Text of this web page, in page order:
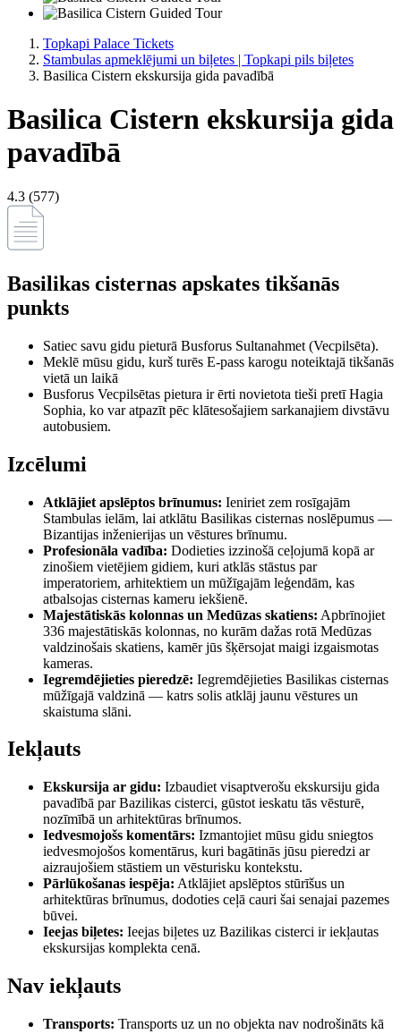
Topkapi Palace Tickets
Stambulas apmeklējumi un biļetes | Topkapi pils biļetes
Basilica Cistern ekskursija gida pavadībā
Basilica Cistern ekskursija gida
pavadībā
4.3 (577)
Basilikas cisternas apskates tikšanās
punkts
Satiec savu gidu pieturā Busforus Sultanahmet (Vecpilsēta).
Meklē mūsu gidu, kurš turēs E-pass karogu noteiktajā tikšanās
vietā un laikā
Busforus Vecpilsētas pietura ir ērti novietota tieši pretī Hagia
Sophia, ko var atpazīt pēc klātesošajiem sarkanajiem divstāvu
autobusiem.
Izcēlumi
Atklājiet apslēptos brīnumus: Ieniriet zem rosīgajām
Stambulas ielām, lai atklātu Basilikas cisternas noslēpumus —
Bizantijas inženierijas un vēstures brīnumu.
Profesionāla vadība: Dodieties izzinošā ceļojumā kopā ar
zinošiem vietējiem gidiem, kuri atklās stāstus par
imperatoriem, arhitektiem un mūžīgajām leģendām, kas
atbalsojas cisternas kameru iekšienē.
Majestātiskās kolonnas un Medūzas skatiens: Apbrīnojiet
336 majestātiskās kolonnas, no kurām dažas rotā Medūzas
valdzinošais skatiens, kamēr jūs šķērsojat maigi izgaismotas
kameras.
Iegremdējieties pieredzē: Iegremdējieties Basilikas cisternas
mūžīgajā valdzinā — katrs solis atklāj jaunu vēstures un
skaistuma slāni.
Iekļauts
Ekskursija ar gidu: Izbaudiet visaptverošu ekskursiju gida
pavadībā par Bazilikas cisterci, gūstot ieskatu tās vēsturē,
nozīmībā un arhitektūras brīnumos.
Iedvesmojošs komentārs: Izmantojiet mūsu gidu sniegtos
iedvesmojošos komentārus, kuri bagātinās jūsu pieredzi ar
aizraujošiem stāstiem un vēsturisku kontekstu.
Pārlūkošanas iespēja: Atklājiet apslēptos stūrīšus un
arhitektūras brīnumus, dodoties ceļā cauri šai senajai pazemes
būvei.
Ieejas biļetes: Ieejas biļetes uz Bazilikas cisterci ir iekļautas
ekskursijas komplekta cenā.
Nav iekļauts
Transports: Transports uz un no objekta nav nodrošināts kā